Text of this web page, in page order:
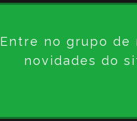
Entre no grupo de
novidades do